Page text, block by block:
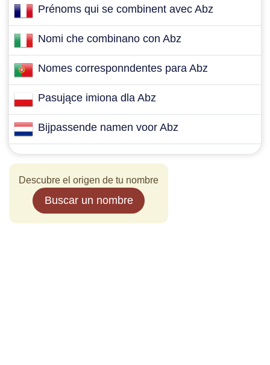
Prénoms qui se combinent avec Abz
Nomi che combinano con Abz
Nomes corresponndentes para Abz
Pasujące imiona dla Abz
Bijpassende namen voor Abz
Descubre el origen de tu nombre
Buscar un nombre